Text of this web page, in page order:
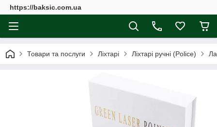
https://baksic.com.ua
Товари та послуги Ліхтарі Ліхтарі ручні (Police)